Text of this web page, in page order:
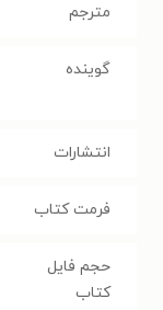
مترجم
گوینده
انتشارات
فرمت کتاب
حجم فایل
کتاب